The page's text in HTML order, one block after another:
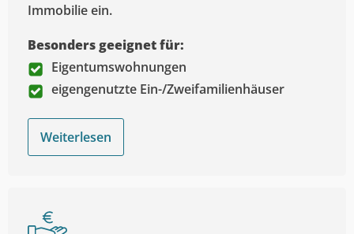
Immobilie ein.
Besonders geeignet für:
Eigentumswohnungen
eigengenutzte Ein-/Zweifamilienhäuser
Weiterlesen